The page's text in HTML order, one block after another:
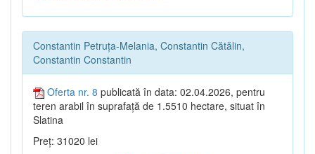
Constantin Petruța-Melania, Constantin Cătălin,
Constantin Constantin
Oferta nr. 8 publicată în data: 02.04.2026, pentru
teren arabil în suprafață de 1.5510 hectare, situat în
Slatina
Preț: 31020 lei